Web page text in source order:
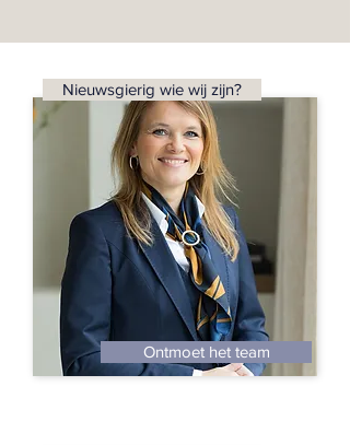
Ontmoet het team
Nieuwsgierig wie wij zijn?